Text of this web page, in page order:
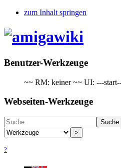
zum Inhalt springen
Benutzer-Werkzeuge
~~ RM: keiner ~~ UI: ---
Webseiten-Werkzeuge
Suche
>
?